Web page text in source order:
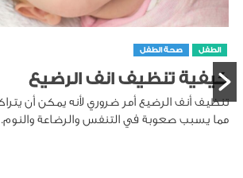
الطفل صحة الطفل
كيفية تنظيف انف الرضيع
تنظيف أنف الرضيع أمر ضروري لأنه يمكن أن
مما يسبب صعوبة في التنفس والرضاعة